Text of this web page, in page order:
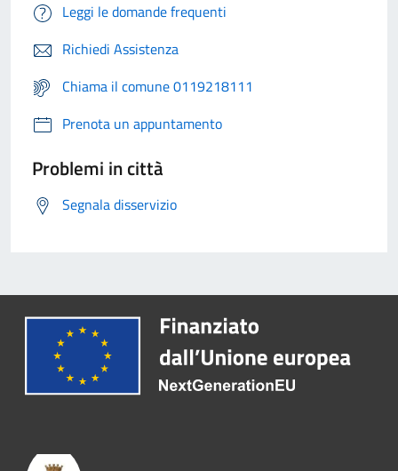
Leggi le domande frequenti
Richiedi Assistenza
Chiama il comune 0119218111
Prenota un appuntamento
Problemi in città
Segnala disservizio